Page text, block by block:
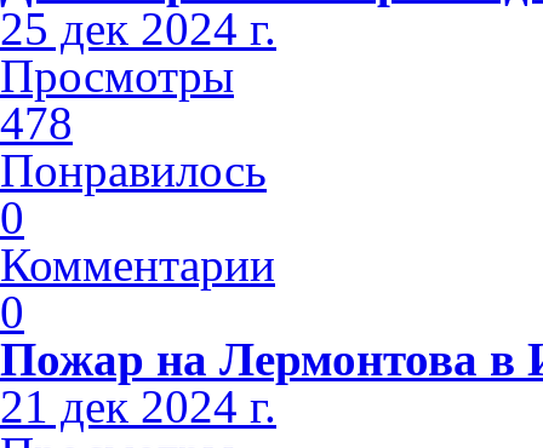
25 дек 2024 г.
Просмотры
478
Понравилось
0
Комментарии
0
Пожар на Лермонтова в
21 дек 2024 г.